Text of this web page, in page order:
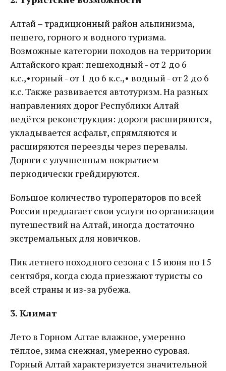
Алтай – традиционный район альпинизма,
пешего, горного и водного туризма.
Возможные категории походов на территории
Алтайского края: пешеходный - от 2 до 6
к.с.,•горный - от 1 до 6 к.с.,• водный - от 2 до 6
к.с. Также развивается автотуризм. На разных
направлениях дорог Республики Алтай
ведётся реконструкция: дороги расширяются,
укладывается асфальт, спрямляются и
расширяются переезды через перевалы.
Дороги с улучшенным покрытием
периодически грейдируются.
Большое количество туроператоров по всей
России предлагает свои услуги по организации
путешествий на Алтай, иногда достаточно
экстремальных для новичков.
Пик летнего походного сезона с 15 июня по 15
сентября, когда сюда приезжают туристы со
всей страны и из-за рубежа.
3. Климат
Лето в Горном Алтае влажное, умеренно
тёплое, зима снежная, умеренно суровая.
Горный Алтай характеризуется значительной